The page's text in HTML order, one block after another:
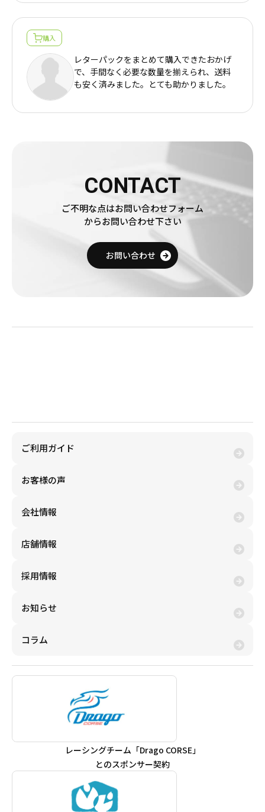
売りたい金券の買取価格を検索
買いたい金券を検索
ご利用ガイド
お客様の声
会社情報
店舗情報
採用情報
お知らせ
コラム
レーシングチーム「Drago CORSE」
とのスポンサー契約
購入
レターパックをまとめて購入できたおかげ
で、手間なく必要な数量を揃えられ、送料
も安く済みました。とても助かりました。
CONTACT
ご不明な点はお問い合わせフォーム
からお問い合わせ下さい
お問い合わせ